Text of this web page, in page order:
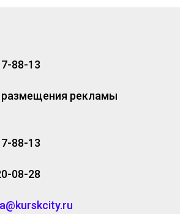
88-13
рекламы
88-13
08-28